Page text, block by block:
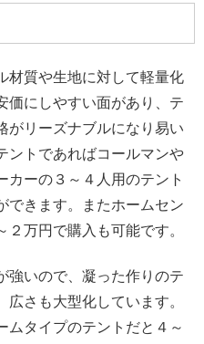
材質や生地に対して軽量化
価にしやすい面があり、テ
がリーズナブルになり易い
ントであればコールマンや
カーの３～４人用のテント
できます。またホームセン
万円で購入も可能です。
強いので、凝った作りのテ
さも大型化しています。
ムタイプのテントだと４～